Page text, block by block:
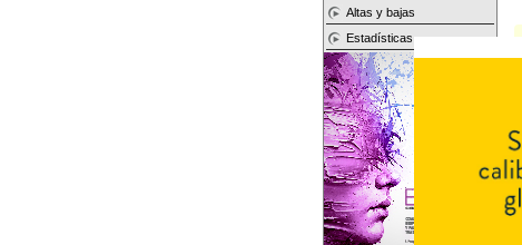
Altas y bajas
Estadísticas